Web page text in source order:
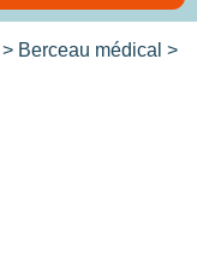
> Berceau médical >